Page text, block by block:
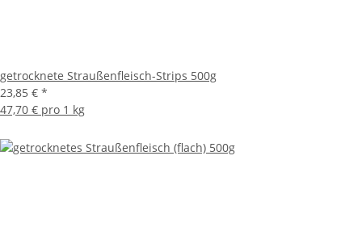
getrocknete Straußenfleisch-Strips 500g
23,85 € *
47,70 € pro 1 kg